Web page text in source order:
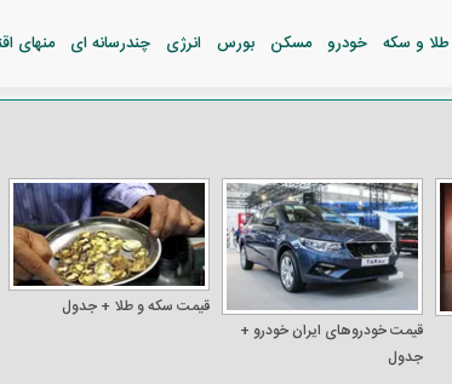
طلا و سکه خودرو مسکن بورس انرژی چندرسانه ای منهای
قیمت خودرو‌های ایران خودرو +
جدول
قیمت سکه و طلا + جدول